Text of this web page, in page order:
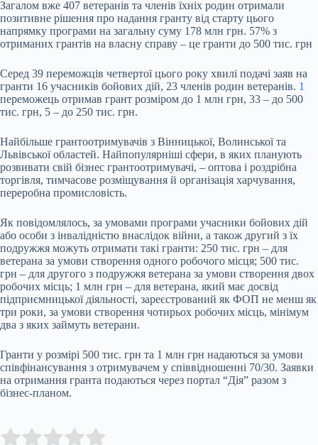
Загалом вже 407 ветеранів та членів їхніх родин отримали
позитивне рішення про надання гранту від старту цього
напрямку програми на загальну суму 178 млн грн. 57% з
отриманих грантів на власну справу – це гранти до 500 тис. грн
Серед 39 переможців четвертої цього року хвилі подачі заяв на
гранти 16 учасників бойових дій, 23 членів родин ветеранів. 1
переможець отримав грант розміром до 1 млн грн, 33 – до 500
тис. грн, 5 – до 250 тис. грн.
Найбільше грантоотримувачів з Вінницької, Волинської та
Львівської областей. Найпопулярніші сфери, в яких планують
розвивати свій бізнес грантоотримувачі, – оптова і роздрібна
торгівля, тимчасове розміщування й організація харчування,
переробна промисловість.
Як повідомлялось, за умовами програми учасники бойових дій
або особи з інвалідністю внаслідок війни, а також другий з їх
подружжя можуть отримати такі гранти: 250 тис. грн – для
ветерана за умови створення одного робочого місця; 500 тис.
грн – для другого з подружжя ветерана за умови створення двох
робочих місць; 1 млн грн – для ветерана, який має досвід
підприємницької діяльності, зареєстрований як ФОП не менш як
три роки, за умови створення чотирьох робочих місць, мінімум
два з яких займуть ветерани.
Гранти у розмірі 500 тис. грн та 1 млн грн надаються за умови
співфінансування з отримувачем у співвідношенні 70/30. Заявки
на отримання гранта подаються через портал “Дія” разом з
бізнес-планом.
Rate this item: